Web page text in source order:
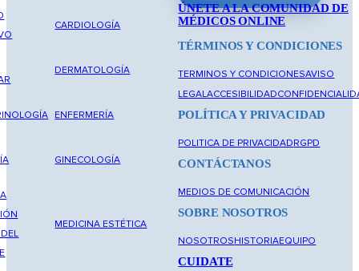
CARDIOLOGÍA
DERMATOLOGÍA
ENFERMERÍA
GINECOLOGÍA
MEDICINA ESTÉTICA
ÚNETE A LA COMUNIDAD DE
MÉDICOS ONLINE
TÉRMINOS Y CONDICIONES
TERMINOS Y CONDICIONESAVISO
LEGALACCESIBILIDAD
POLÍTICA Y PRIVACIDAD
POLITICA DE PRIVACIDADRGPD
CONTÁCTANOS
MEDIOS DE COMUNICACIÓN
SOBRE NOSOTROS
NOSOTROSHISTORIAEQUIPO
CUIDATE